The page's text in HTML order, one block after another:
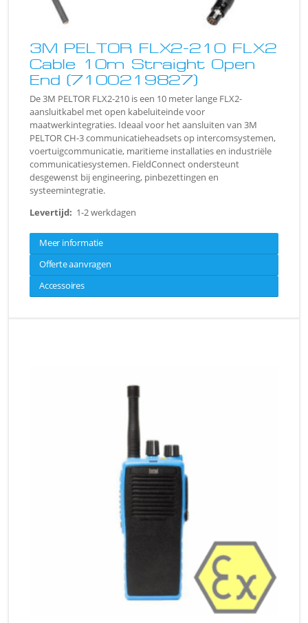
3M PELTOR FLX2-210 FLX2
Cable 10m Straight Open
End (7100219827)
De 3M PELTOR FLX2-210 is een 10 meter lange FLX2-
aansluitkabel met open kabeluiteinde voor
maatwerkintegraties. Ideaal voor het aansluiten van 3M
PELTOR CH-3 communicatieheadsets op intercomsystemen,
voertuigcommunicatie, maritieme installaties en industriële
communicatiesystemen. FieldConnect ondersteunt
desgewenst bij engineering, pinbezettingen en
systeemintegratie.
Levertijd: 1-2 werkdagen
Meer informatie
Offerte aanvragen
Accessoires